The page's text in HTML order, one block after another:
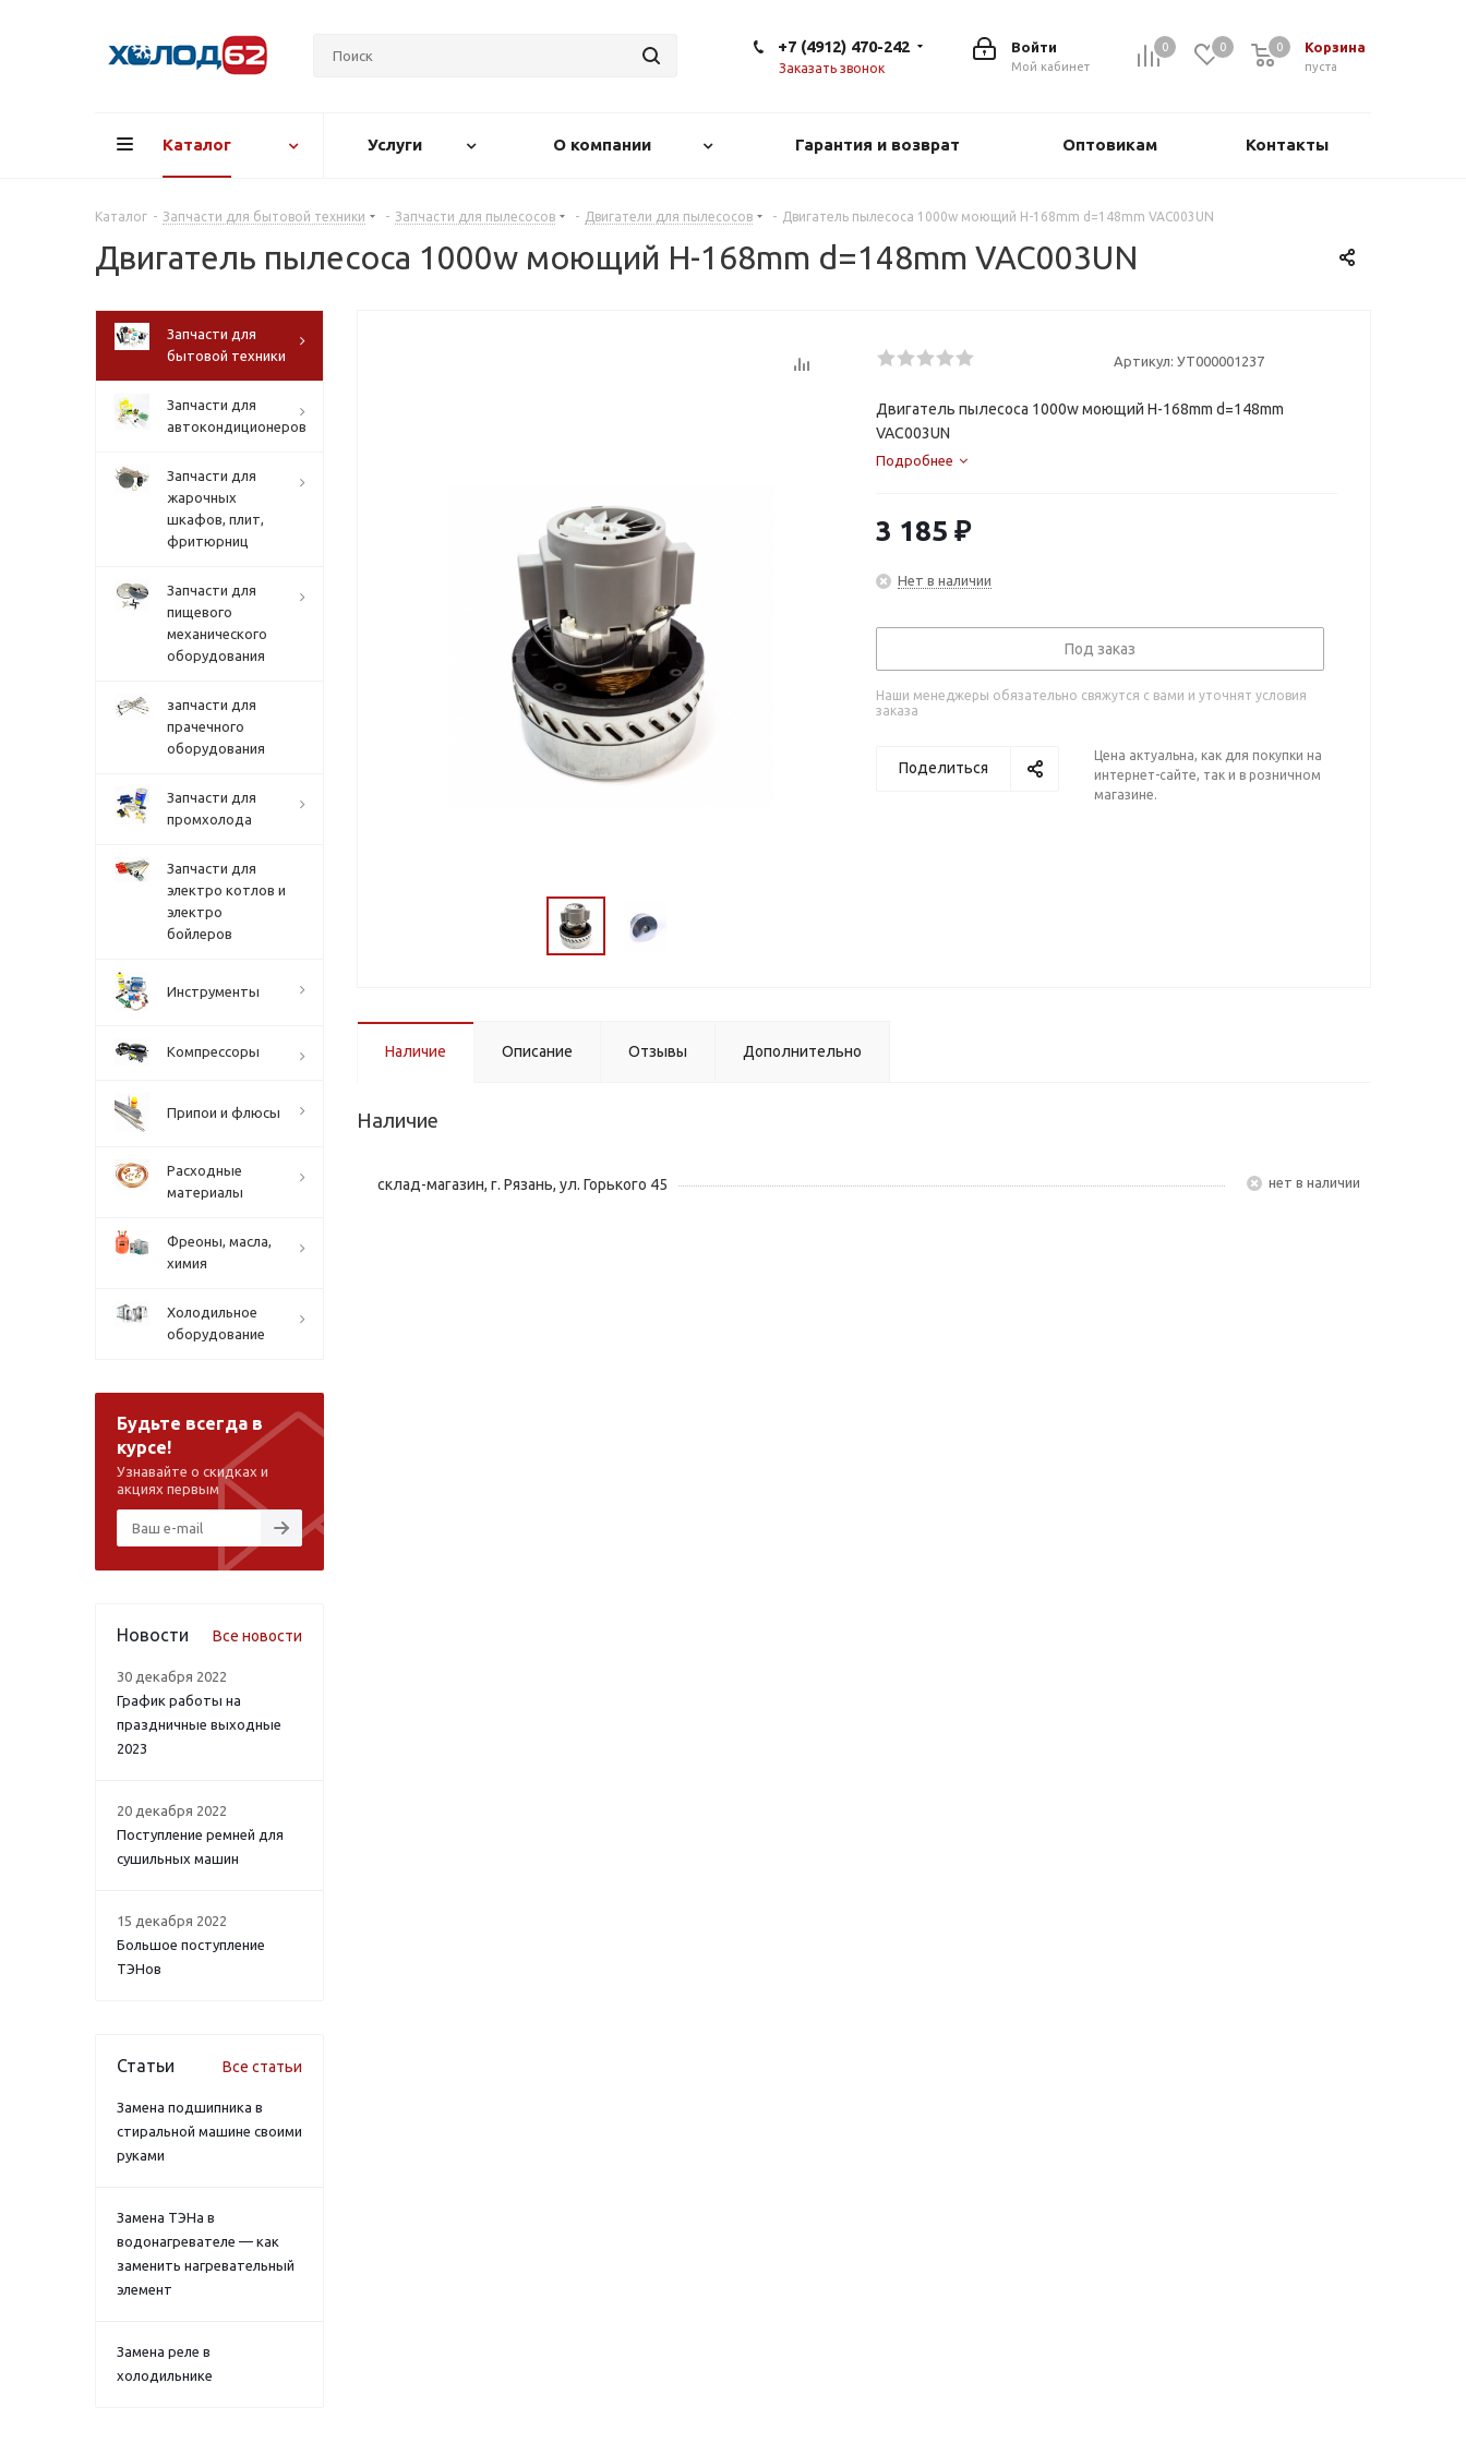
0 0 Корзина
0
пуста
0
Войти
Мой кабинет
+7 (4912) 470-242
Заказать звонок
Каталог Услуги О компании Гарантия и возврат Оптовикам Контакты
Каталог - Запчасти для бытовой техники - Запчасти для пылесосов - Двигатели для пылесосов - Двигатель пылесоса 1000w моющий Н-168mm d=148mm VAC003UN
Двигатель пылесоса 1000w моющий Н-168mm d=148mm VAC003UN
Артикул: УТ000001237
Двигатель пылесоса 1000w моющий Н-168mm d=148mm
VAC003UN
Подробнее
3 185 ₽
Нет в наличии
Под заказ
Наши менеджеры обязательно свяжутся с вами и уточнят условия
заказа
Поделиться
Цена актуальна, как для покупки на
интернет-сайте, так и в розничном
магазине.
Наличие Описание Отзывы Дополнительно
Наличие
склад-магазин, г. Рязань, ул. Горького 45 Нет в наличии
Запчасти для
бытовой техники
Запчасти для
автокондиционеров
Запчасти для
жарочных
шкафов, плит,
фритюрниц
Запчасти для
пищевого
механического
оборудования
запчасти для
прачечного
оборудования
Запчасти для
промхолода
Запчасти для
электро котлов и
электро
бойлеров
Инструменты
Компрессоры
Припои и флюсы
Расходные
материалы
Фреоны, масла,
химия
Холодильное
оборудование
Будьте всегда в
курсе!
Узнавайте о скидках и
акциях первым
Новости Все новости
30 декабря 2022
График работы на
праздничные выходные
2023
20 декабря 2022
Поступление ремней для
сушильных машин
15 декабря 2022
Большое поступление
ТЭНов
Статьи Все статьи
Замена подшипника в
стиральной машине своими
руками
Замена ТЭНа в
водонагревателе — как
заменить нагревательный
элемент
Замена реле в
холодильнике